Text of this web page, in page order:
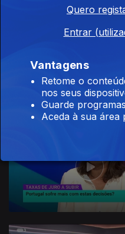
Quero
Entrar
Vantagens
Retome o
nos seus
Guarde
Aceda à sua área